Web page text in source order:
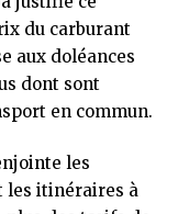
du carburant
aux doléances
dont sont
en commun.
les
les itinéraires à